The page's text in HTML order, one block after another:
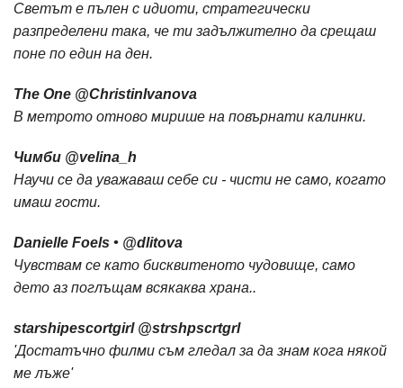
Светът е пълен с идиоти, стратегически
разпределени така, че ти задължително да срещаш
поне по един на ден.
The One ‏@ChristinIvanova
В метрото отново мирише на повърнати калинки.
Чимби ‏@velina_h
Научи се да уважаваш себе си - чисти не само, когато
имаш гости.
Danielle Foels • ‏@dlitova
Чувствам се като бисквитеното чудовище, само
дето аз поглъщам всякаква храна..
starshipescortgirl ‏@strshpscrtgrl
'Достатъчно филми съм гледал за да знам кога някой
ме лъже'